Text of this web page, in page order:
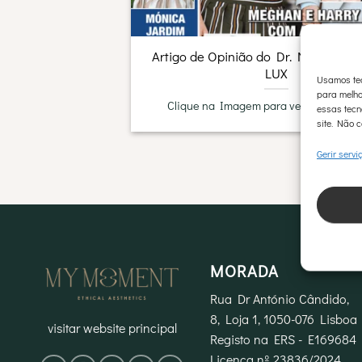
Usamos
para
essas
site. Não
Gerir
Artigo de Opinião do Dr. Nuno
LUX
Clique na Imagem para ver artigo
visitar website principal
MORADA
Rua Dr António Cândido,
8, Loja 1, 1050-076 Lisboa
Registo na ERS - E169684